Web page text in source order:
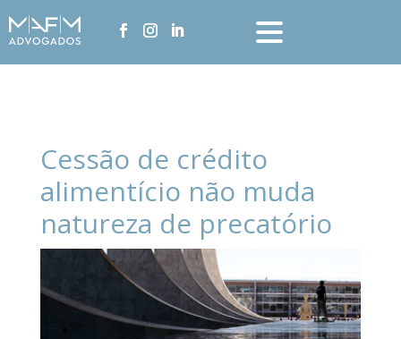
Cessão de crédito
alimentício não muda
natureza de precatório